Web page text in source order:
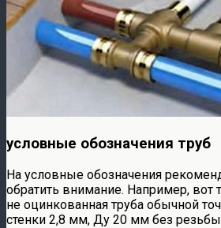
условные обозначения труб
На условные обозначения
обратить внимание. Например, вот
не оцинкованная труба обычной
стенки 2,8 мм, Ду 20 мм без